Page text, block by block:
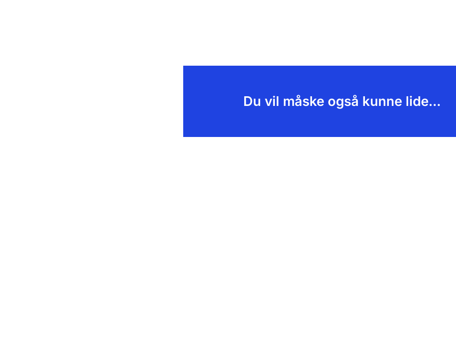
Du vil måske også kunne lide...